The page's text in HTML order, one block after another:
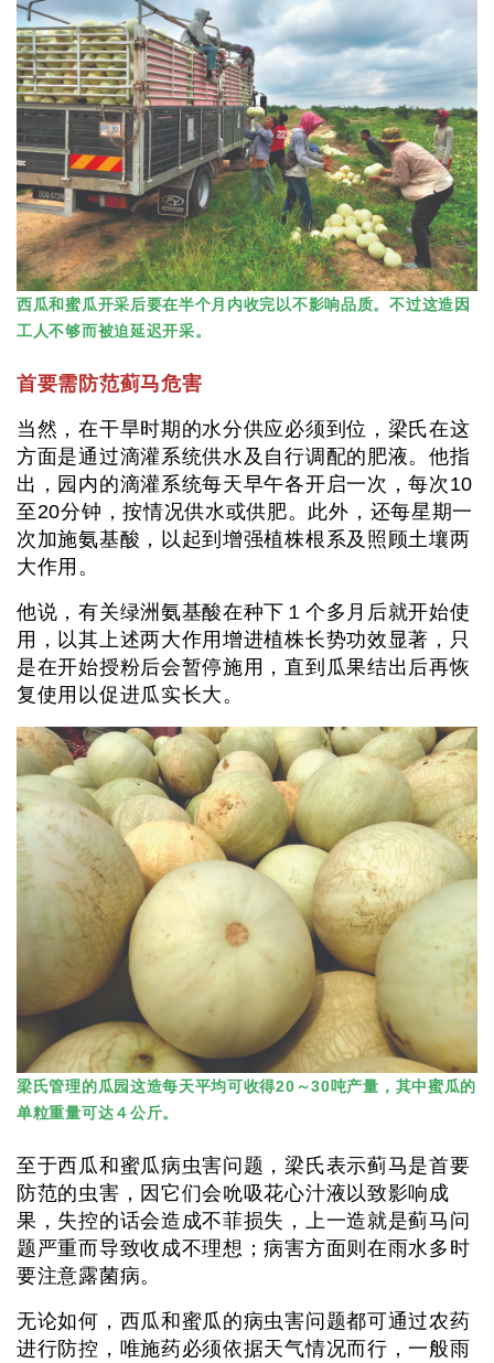
西瓜和蜜瓜开采后要在半个月内收完以不影响品质。不过这造因
工人不够而被迫延迟开采。
首要需防范蓟马危害
当然，在干旱时期的水分供应必须到位，梁氏在这
方面是通过滴灌系统供水及自行调配的肥液。他指
出，园内的滴灌系统每天早午各开启一次，每次10
至20分钟，按情况供水或供肥。此外，还每星期一
次加施氨基酸，以起到增强植株根系及照顾土壤两
大作用。
他说，有关绿洲氨基酸在种下１个多月后就开始使
用，以其上述两大作用增进植株长势功效显著，只
是在开始授粉后会暂停施用，直到瓜果结出后再恢
复使用以促进瓜实长大。
梁氏管理的瓜园这造每天平均可收得20～30吨产量，其中蜜瓜的
单粒重量可达４公斤。
至于西瓜和蜜瓜病虫害问题，梁氏表示蓟马是首要
防范的虫害，因它们会吮吸花心汁液以致影响成
果，失控的话会造成不菲损失，上一造就是蓟马问
题严重而导致收成不理想；病害方面则在雨水多时
要注意露菌病。
无论如何，西瓜和蜜瓜的病虫害问题都可通过农药
进行防控，唯施药必须依据天气情况而行，一般雨